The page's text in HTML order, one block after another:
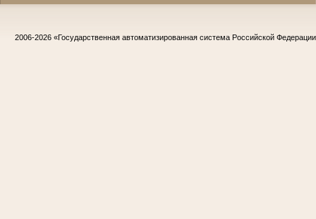
2006-2026 «Государственная автоматизированная система Российской